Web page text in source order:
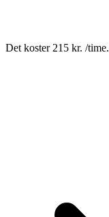
Det koster 215 kr. /time.